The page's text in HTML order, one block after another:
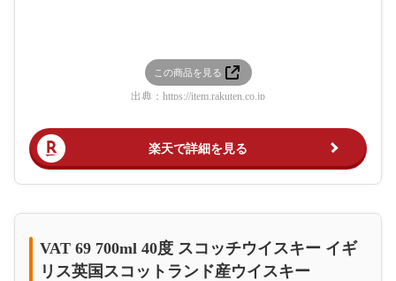
この商品を見る
出典： https://item.rakuten.co.jp
楽天で詳細を見る
VAT 69 700ml 40度 スコッチウイスキー イギ
リス英国スコットランド産ウイスキー